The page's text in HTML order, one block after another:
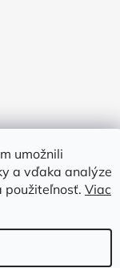
umožnili
a vďaka analýze
použiteľnosť. Viac
vyhradené.Upraviť